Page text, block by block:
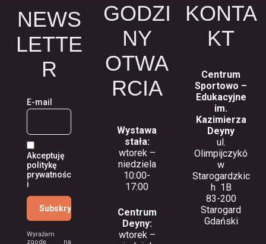
NEWS
LETTE
R
E-mail
Akceptuję
politykę
prywatnośc
i
Wyrażam
zgodę na
GODZI
NY
OTWA
RCIA
Wystawa
stała:
wtorek –
niedziela
10:00-
17:00
Centrum
Deyny:
wtorek –
KONTA
KT
Centrum
Sportowo –
Edukacyjne
im.
Kazimierza
Deyny
ul.
Olimpijczykó
w
Starogardzkic
h 1B
83-200
Starogard
Gdański